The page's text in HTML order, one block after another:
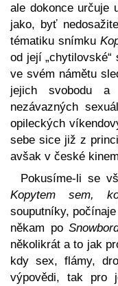
ale dokonce určuje
jako, byť
tématiku snímku
od její
ve svém námětu
jejich svobodu a
nezávazných
opileckých
sebe sice již z
avšak v české
Pokusíme-li se
Kopytem sem,
souputníky, počínaje
někam po
několikrát a to jak
kdy sex, flámy,
výpovědi, tak pro